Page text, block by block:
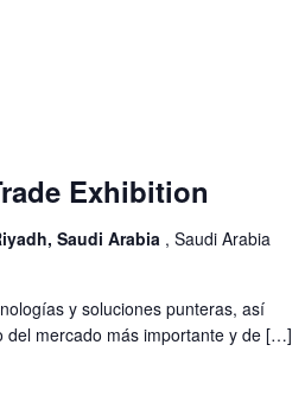
Exhibition
Saudi Arabia , Saudi Arabia
y soluciones punteras, así
del mercado más importante y de […]